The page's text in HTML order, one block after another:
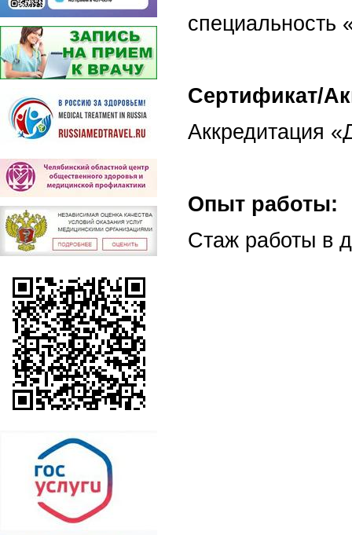
специальность
Сертификат/
Аккредитация
Опыт работы:
Стаж работы в